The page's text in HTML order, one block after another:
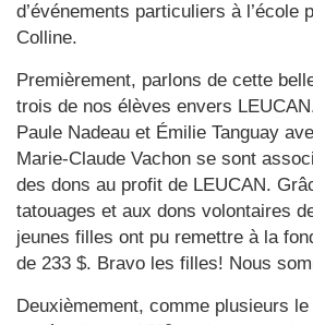
d’événements particuliers à l’école
Colline.
Premièrement, parlons de cette
trois de nos élèves envers
Paule Nadeau et Émilie Tanguay
Marie-Claude Vachon se sont
des dons au profit de LEUCAN.
tatouages et aux dons volontaires
jeunes filles ont pu remettre à la
de 233 $. Bravo les filles! Nous
Deuxièmement, comme plusieurs